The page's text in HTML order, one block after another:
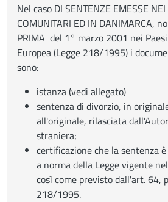
Nel caso DI SENTENZE EMESSE
COMUNITARI ED IN DANIMARCA,
PRIMA del 1° marzo 2001 nei
Europea (Legge 218/1995) i
sono:
istanza (vedi allegato)
sentenza di divorzio, in
all'originale, rilasciata
straniera;
certificazione che la sentenza
a norma della Legge vigente
così come previsto dall'art. 64,
218/1995.